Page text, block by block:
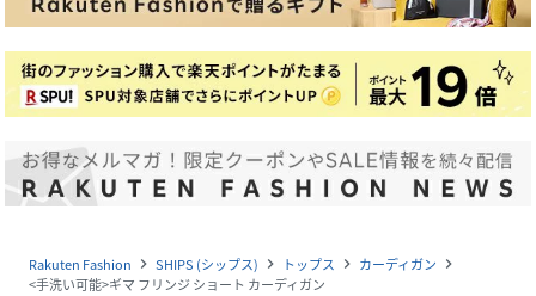
Rakuten Fashion navigate_next SHIPS (シップス) navigate_next トップス navigate_next カーディガン navigate_next
<手洗い可能>ギマ フリンジ ショート カーディガン